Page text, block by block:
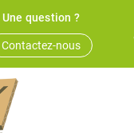
Une question ?
Contactez-nous